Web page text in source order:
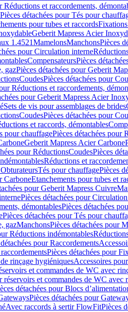
Réductions et raccordements,
Pièces détachées pour Tés pour
pour tubes et raccords
Geberit Mapress Acier
1.4521MamelonsManchonsPièces
pour Circulation interne
CompensateursPièces
gazPièces détachées pour Geberit
CoudesPièces détachées pour
Réductions et raccordements,
pour Geberit Mapress Acier
Sets de vis pour assemblages de brides
CoudesPièces détachées pour
et raccords, démontables
pour chauffagePièces détachées pour
Geberit Mapress Acier Carbone
pour RéductionsCoudesPièces
Réductions et
Tés pour chauffagePièces
CarboneEtanchements pour tubes et
pour Geberit Mapress Cuivre
Pièces détachées pour
démontablesPièces détachées
Pièces détachées pour Tés pour
gazManchonsPièces détachées pour
Réductions indémontables
pour Raccordements
Pièces détachées pour
rinçage hygiéniquesAccessoires
et commandes de WC avec
réservoirs et commandes de WC avec
détachées pour Blocs
Pièces détachées pour
Avec raccords à sertir FlowFitPièces